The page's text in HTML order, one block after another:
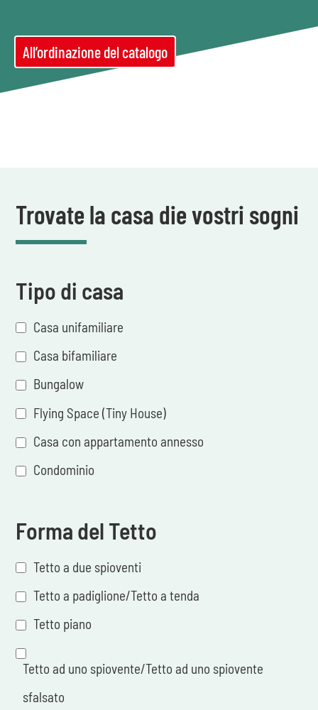
All’ordinazione del catalogo
Trovate la casa die vostri sogni
Tipo di casa
Casa unifamiliare
Casa bifamiliare
Bungalow
Flying Space (Tiny House)
Casa con appartamento annesso
Condominio
Forma del Tetto
Tetto a due spioventi
Tetto a padiglione/Tetto a tenda
Tetto piano
Tetto ad uno spiovente/Tetto ad uno spiovente
sfalsato